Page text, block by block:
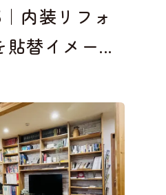
内装リフォ
貼替イメー...